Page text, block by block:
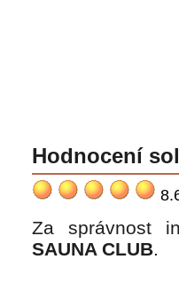
Hodnocení
Za správnost
SAUNA CLUB.